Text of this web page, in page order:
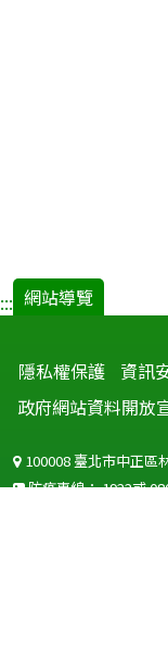
::: 網站導覽
隱私權保護 資訊
政府網站資料開放
100008 臺北市中正區
防疫專線：1922或